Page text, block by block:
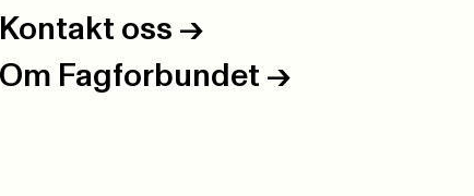
Kontakt oss ->
Om Fagforbundet ->